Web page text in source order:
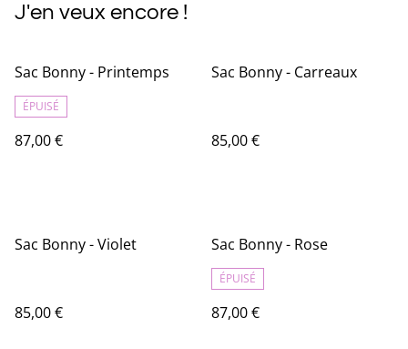
J'en veux encore !
Sac Bonny - Printemps
ÉPUISÉ
87,00 €
Sac Bonny - Carreaux
85,00 €
Sac Bonny - Violet
85,00 €
Sac Bonny - Rose
ÉPUISÉ
87,00 €